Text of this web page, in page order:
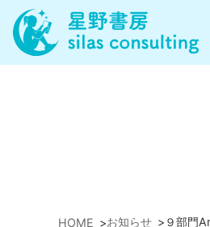
HOME >お知らせ > ９部門